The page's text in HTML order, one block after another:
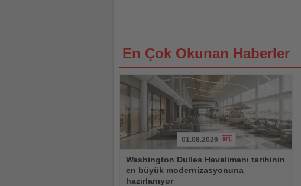
En Çok Okunan Haberler
Oku
01.08.2026
Washington Dulles Havalimanı tarihinin
en büyük modernizasyonuna
hazırlanıyor